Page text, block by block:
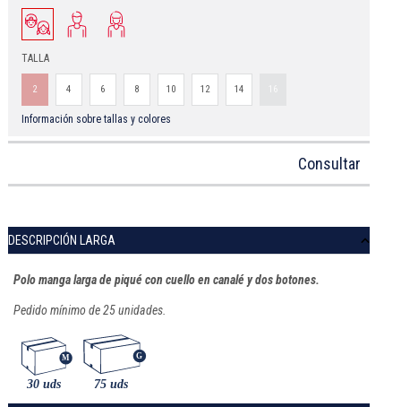
TALLA
2 4 6 8 10 12 14 16
Información sobre tallas y colores
Consultar
DESCRIPCIÓN LARGA
Polo manga larga de piqué con cuello en canalé y dos botones.
Pedido mínimo de 25 unidades.